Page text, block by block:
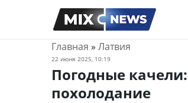
Главная » Латвия
22 июня 2025, 10:19
Погодные
похолодание